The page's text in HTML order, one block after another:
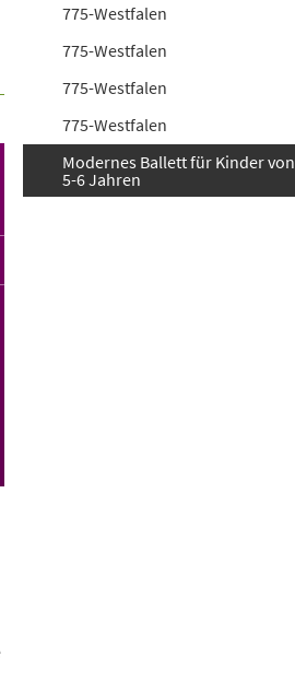
775-Westfalen
775-Westfalen
775-Westfalen
775-Westfalen
Modernes Ballett für Kinder von
5-6 Jahren